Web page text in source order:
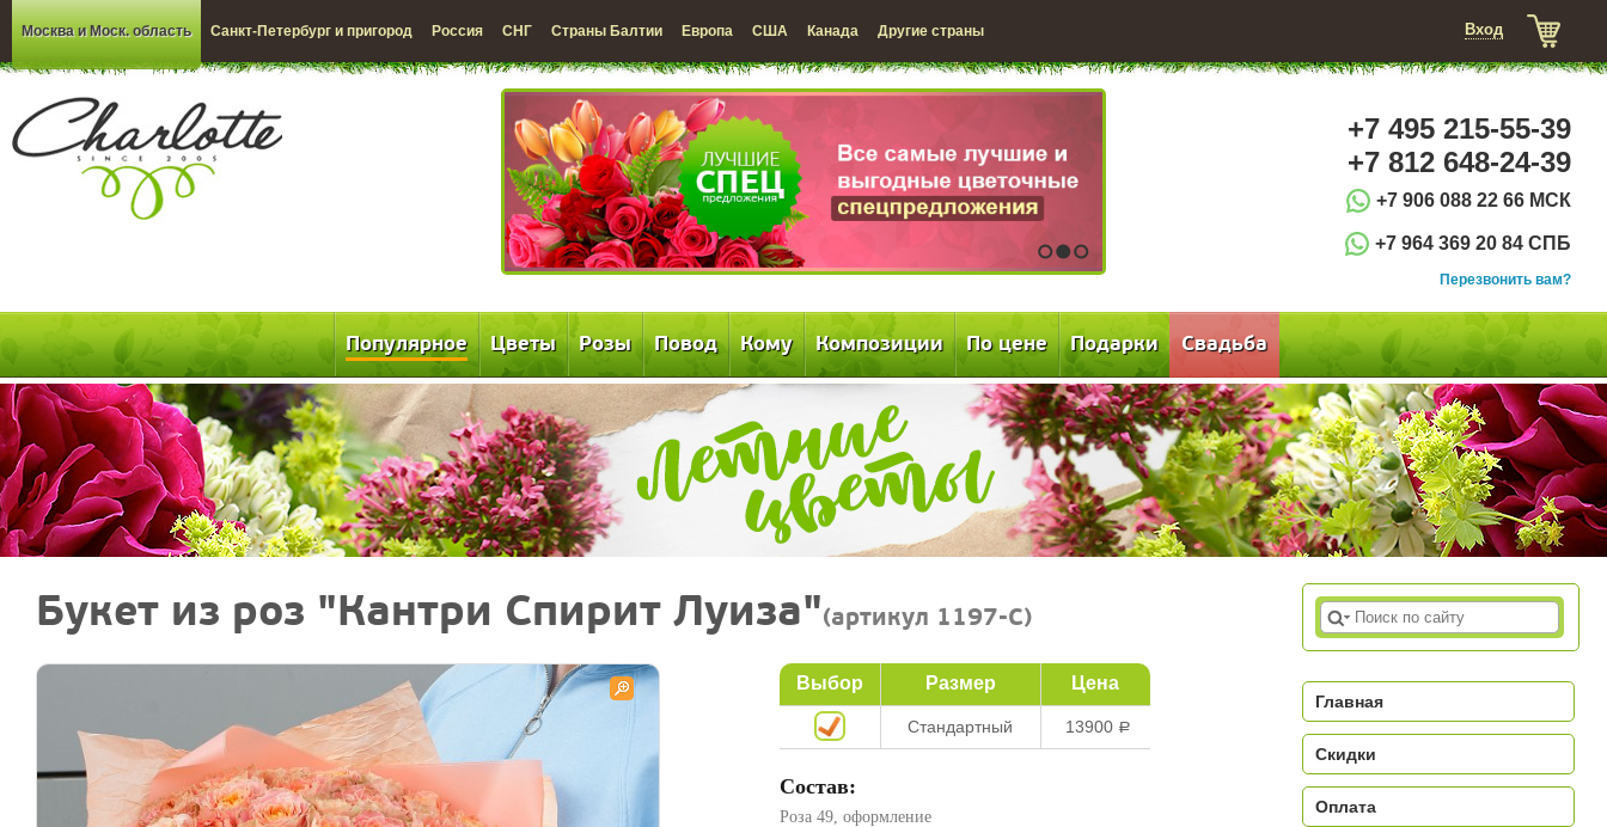
Москва и Моск. область Санкт-Петербург и пригород Россия СНГ Страны Балтии Европа США Канада Другие страны Вход
1 2 3
+7 495 215-55-39
+7 812 648-24-39
+7 906 088 22 66 МСК
+7 964 369 20 84 СПБ
Перезвонить вам?
Популярное Цветы Розы Повод Кому Композиции По цене Подарки Свадьба
Букет из роз "Кантри Спирит Луиза"(артикул 1197-C)
Выбор Размер Цена
Стандартный 13900 a
Состав:
Роза 49, оформление
Главная
Скидки
Оплата